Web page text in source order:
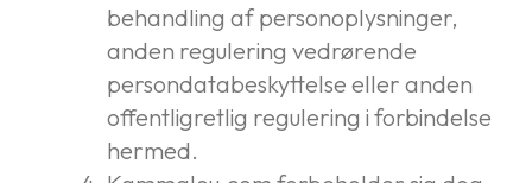
behandling af personoplysninger,
anden regulering vedrørende
persondatabeskyttelse eller anden
offentligretlig regulering i forbindelse
hermed.